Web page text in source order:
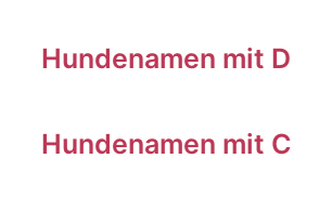
Hundenamen mit D
Hundenamen mit C